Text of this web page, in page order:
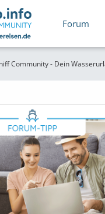
Forum
Community - Dein